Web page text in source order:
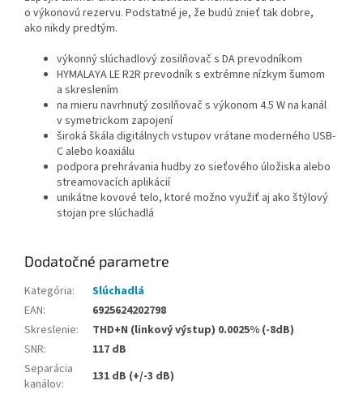
o výkonovú rezervu. Podstatné je, že budú znieť tak dobre,
ako nikdy predtým.
výkonný slúchadlový zosilňovač s DA prevodníkom
HYMALAYA LE R2R prevodník s extrémne nízkym šumom
a skreslením
na mieru navrhnutý zosilňovač s výkonom 4.5 W na kanál
v symetrickom zapojení
široká škála digitálnych vstupov vrátane moderného USB-
C alebo koaxiálu
podpora prehrávania hudby zo sieťového úložiska alebo
streamovacích aplikácií
unikátne kovové telo, ktoré možno využiť aj ako štýlový
stojan pre slúchadlá
Dodatočné parametre
Kategória:
Slúchadlá
EAN:
6925624202798
Skreslenie:
THD+N (linkový výstup) 0.0025% (-8dB)
SNR:
117 dB
Separácia
kanálov:
131 dB (+/-3 dB)